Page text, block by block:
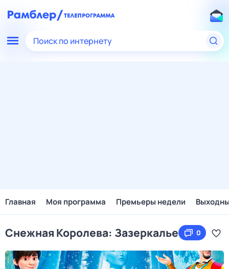
Поиск по интернету
Главная Моя программа Премьеры недели
Снежная Королева: Зазеркалье 0